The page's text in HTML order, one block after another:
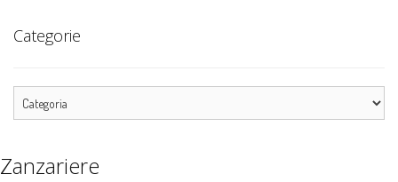
Categorie
Zanzariere